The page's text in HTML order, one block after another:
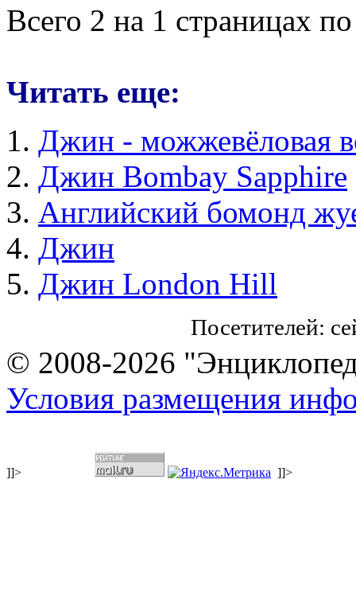
Всего 2 на 1 страницах
Читать еще:
Джин - можжевёловая
Джин Bombay Sapphire
Английский бомонд
Джин
Джин London Hill
Посетителей:
© 2008-2026
Условия размещения
]]> ]]>